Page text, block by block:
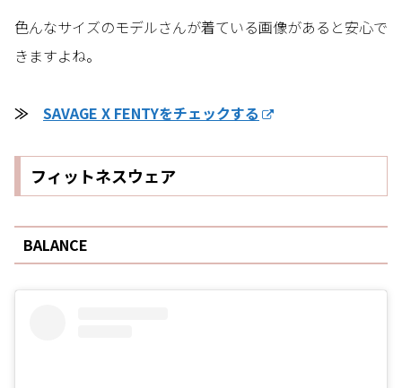
色んなサイズのモデルさんが着ている画像があると安心で
きますよね。
≫ SAVAGE X FENTYをチェックする
フィットネスウェア
BALANCE